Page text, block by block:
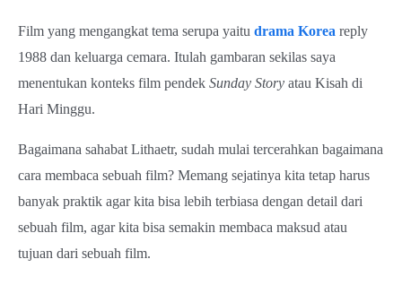
Film yang mengangkat tema serupa yaitu drama Korea reply
1988 dan keluarga cemara. Itulah gambaran sekilas saya
menentukan konteks film pendek Sunday Story atau Kisah di
Hari Minggu.
Bagaimana sahabat Lithaetr, sudah mulai tercerahkan bagaimana
cara membaca sebuah film? Memang sejatinya kita tetap harus
banyak praktik agar kita bisa lebih terbiasa dengan detail dari
sebuah film, agar kita bisa semakin membaca maksud atau
tujuan dari sebuah film.